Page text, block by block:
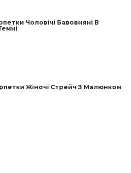
Чоловічі Бавовняні В
Жіночі Стрейч З Малюнком